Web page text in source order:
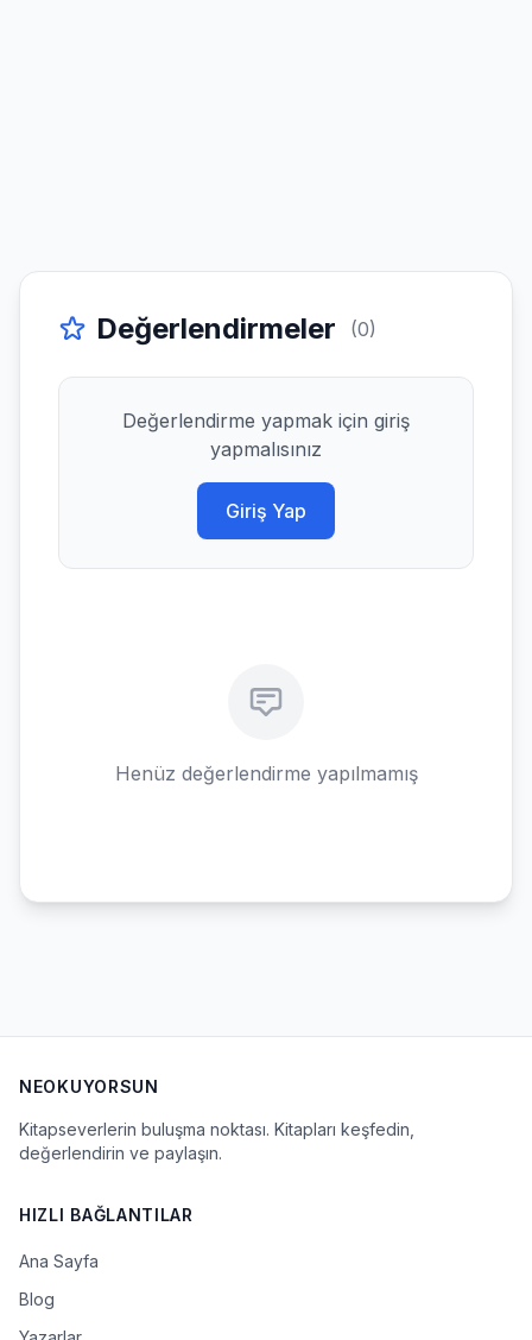
Değerlendirmeler (0)
Değerlendirme yapmak için giriş
yapmalısınız
Giriş Yap
Henüz değerlendirme yapılmamış
NEOKUYORSUN
Kitapseverlerin buluşma noktası. Kitapları keşfedin,
değerlendirin ve paylaşın.
HIZLI BAĞLANTILAR
Ana Sayfa
Blog